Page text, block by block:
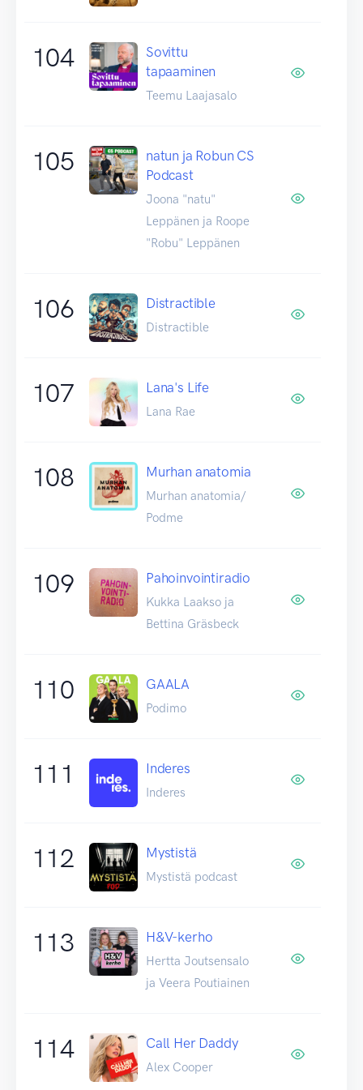
104
Sovittu
tapaaminen
Teemu Laajasalo
105
natun ja Robun CS
Podcast
Joona "natu"
Leppänen ja Roope
"Robu" Leppänen
106 Distractible
Distractible
107 Lana's Life
Lana Rae
108 Murhan anatomia
Murhan anatomia/
Podme
109 Pahoinvointiradio
Kukka Laakso ja
Bettina Gräsbeck
110 GAALA
Podimo
111 Inderes
Inderes
112 Mystistä
Mystistä podcast
113 H&V-kerho
Hertta Joutsensalo
ja Veera Poutiainen
114 Call Her Daddy
Alex Cooper